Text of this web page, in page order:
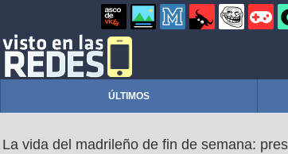
ÚLTIMOS
La vida del madrileño de fin de semana: